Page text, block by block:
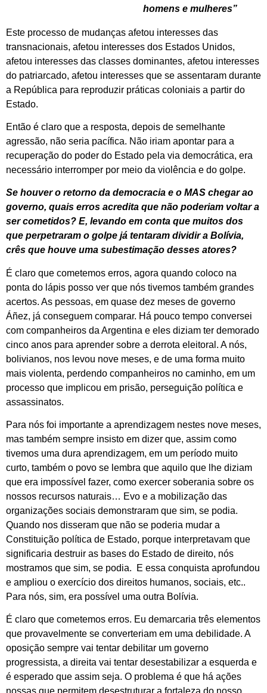
homens e mulheres”
Este processo de mudanças afetou interesses das
transnacionais, afetou interesses dos Estados Unidos,
afetou interesses das classes dominantes, afetou interesses
do patriarcado, afetou interesses que se assentaram durante
a República para reproduzir práticas coloniais a partir do
Estado.
Então é claro que a resposta, depois de semelhante
agressão, não seria pacífica. Não iriam apontar para a
recuperação do poder do Estado pela via democrática, era
necessário interromper por meio da violência e do golpe.
Se houver o retorno da democracia e o MAS chegar ao
governo, quais erros acredita que não poderiam voltar a
ser cometidos? E, levando em conta que muitos dos
que perpetraram o golpe já tentaram dividir a Bolívia,
crês que houve uma subestimação desses atores?
É claro que cometemos erros, agora quando coloco na
ponta do lápis posso ver que nós tivemos também grandes
acertos. As pessoas, em quase dez meses de governo
Áñez, já conseguem comparar. Há pouco tempo conversei
com companheiros da Argentina e eles diziam ter demorado
cinco anos para aprender sobre a derrota eleitoral. A nós,
bolivianos, nos levou nove meses, e de uma forma muito
mais violenta, perdendo companheiros no caminho, em um
processo que implicou em prisão, perseguição política e
assassinatos.
Para nós foi importante a aprendizagem nestes nove meses,
mas também sempre insisto em dizer que, assim como
tivemos uma dura aprendizagem, em um período muito
curto, também o povo se lembra que aquilo que lhe diziam
que era impossível fazer, como exercer soberania sobre os
nossos recursos naturais… Evo e a mobilização das
organizações sociais demonstraram que sim, se podia.
Quando nos disseram que não se poderia mudar a
Constituição política de Estado, porque interpretavam que
significaria destruir as bases do Estado de direito, nós
mostramos que sim, se podia. E essa conquista aprofundou
e ampliou o exercício dos direitos humanos, sociais, etc..
Para nós, sim, era possível uma outra Bolívia.
É claro que cometemos erros. Eu demarcaria três elementos
que provavelmente se converteriam em uma debilidade. A
oposição sempre vai tentar debilitar um governo
progressista, a direita vai tentar desestabilizar a esquerda e
é esperado que assim seja. O problema é que há ações